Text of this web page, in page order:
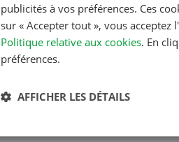
publicités à vos préférences. Ces
sur « Accepter tout », vous
Politique relative aux cookies. En
préférences.
AFFICHER LES DÉTAILS